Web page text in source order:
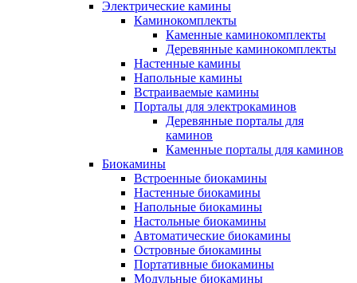
Электрические камины
Каминокомплекты
Каменные каминокомплекты
Деревянные каминокомплекты
Настенные камины
Напольные камины
Встраиваемые камины
Порталы для электрокаминов
Деревянные порталы для
каминов
Каменные порталы для каминов
Биокамины
Встроенные биокамины
Настенные биокамины
Напольные биокамины
Настольные биокамины
Автоматические биокамины
Островные биокамины
Портативные биокамины
Модульные биокамины